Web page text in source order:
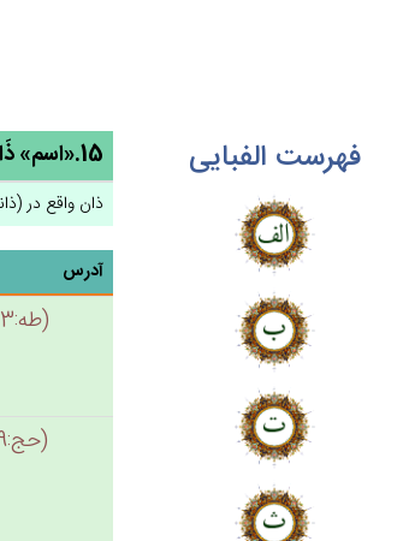
فهرست الفبایی 15.«اسم» ذَانِ [3] ← ذا- ذو
ذان واقع در
آدرس
(طه‌:63)
(حج‌:19)